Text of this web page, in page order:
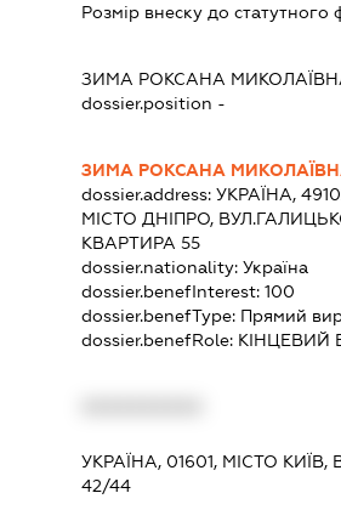
Розмір внеску до статутного
ЗИМА РОКСАНА
dossier.position -
ЗИМА РОКСАНА
dossier.address: УКРАЇНА,
МІСТО ДНІПРО,
КВАРТИРА 55
dossier.nationality: Україна
dossier.benefInterest: 100
dossier.benefType: Прямий
dossier.benefRole: КІНЦЕВИЙ
УКРАЇНА, 01601, МІСТО
42/44